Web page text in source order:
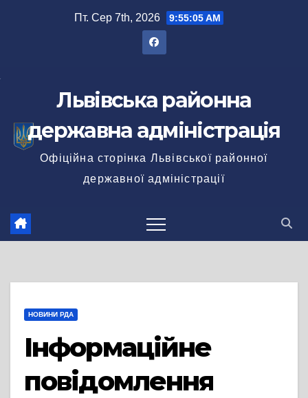
Пт. Сер 7th, 2026 9:55:06 AM
Львівська районна
державна адміністрація
Офіційна сторінка Львівської районної
державної адміністрації
НОВИНИ РДА
Інформаційне
повідомлення